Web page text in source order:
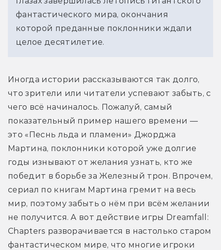
фантастического мира, окончания
которой преданные поклонники ждали
целое десятилетие.
Иногда истории рассказываются так долго,
что зрители или читатели успевают забыть, с
чего всё начиналось. Пожалуй, самый
показательный пример нашего времени —
это «Песнь льда и пламени» Джорджа
Мартина, поклонники которой уже долгие
годы изнывают от желания узнать, кто же
победит в борьбе за Железный трон. Впрочем,
сериал по книгам Мартина гремит на весь
мир, поэтому забыть о нём при всём желании
не получится. А вот действие игры Dreamfall:
Chapters разворачивается в настолько старом
фантастическом мире, что многие игроки